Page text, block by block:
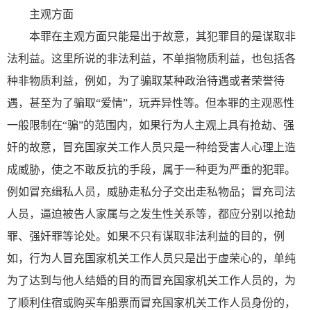
主观方面
本罪在主观方面只能是出于故意，其犯罪目的是谋取非
法利益。这里所说的非法利益，不单指物质利益，也包括各
种非物质利益，例如，为了骗取某种政治待遇或者荣誉待
遇，甚至为了骗取“爱情”，玩弄异性等。但本罪的主观恶性
一般限制在“骗”的范围内，如果行为人主观上具有抢劫、强
奸的故意，冒充国家关工作人员只是一种给受害人心理上造
成威胁，使之不敢反抗的手段，属于一种更为严重的犯罪。
例如冒充缉私人员，威胁走私分子交出走私物品；冒充司法
人员，逼迫被告人家属与之发生性关系等，都应分别以抢劫
罪、强奸罪等论处。如果不只有谋取非法利益的目的，例
如，行为人冒充国家机关工作人员只是出于虚荣心的，单纯
为了达到与他人结婚的目的而冒充国家机关工作人员的，为
了顺利住宿或购买车船票而冒充国家机关工作人员身份的，